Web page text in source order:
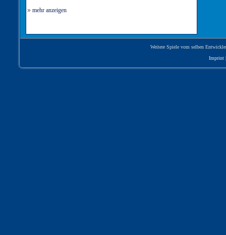
» mehr anzeigen
Weitere Spiele vom selben
Imprint